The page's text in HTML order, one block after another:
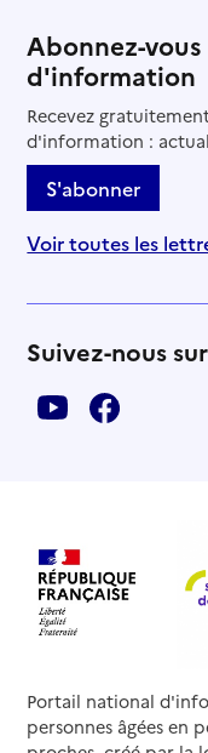
Abonnez-
d'information
Recevez
d'information :
S'abonner
Voir toutes les
Suivez-nous
Portail national
personnes âgées en